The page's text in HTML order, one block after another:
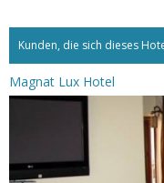
Kunden, die sich dieses
Magnat Lux Hotel